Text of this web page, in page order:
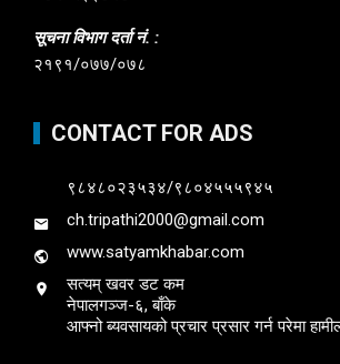
सूचना विभाग दर्ता नं. :
२१९१/०७७/०७८
CONTACT FOR ADS
९८४८०२३५३४/९८०४५५५९४५
ch.tripathi2000@gmail.com
www.satyamkhabar.com
सत्यम् खवर डट कम
नेपालगञ्ज-६, बाँके
आफ्नो ब्यवसायको प्रचार प्रसार गर्न परेमा